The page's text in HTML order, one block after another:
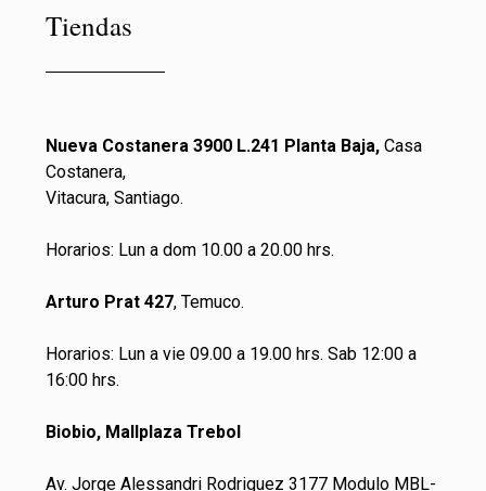
Tiendas
Nueva Costanera 3900 L.241 Planta Baja, Casa
Costanera,
Vitacura, Santiago.
Horarios: Lun a dom 10.00 a 20.00 hrs.
Arturo Prat 427, Temuco.
Horarios: Lun a vie 09.00 a 19.00 hrs. Sab 12:00 a
16:00 hrs.
Biobio, Mallplaza Trebol
Av. Jorge Alessandri Rodriguez 3177 Modulo MBL-